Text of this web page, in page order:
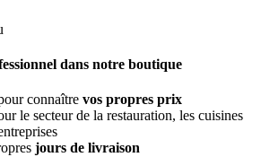
dans notre boutique
connaître vos propres prix
le secteur de la restauration, les cuisines
jours de livraison